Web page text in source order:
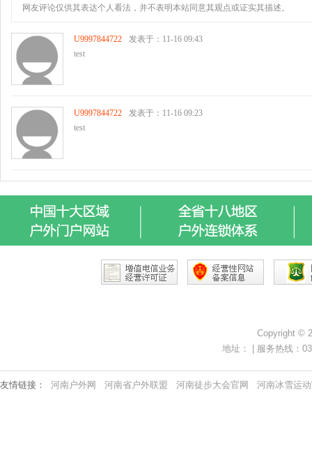
Copyright ©
地址： | 服务热线：
友情链接： 河南户外网 河南省户外联盟 河南徒步大会官网 河南冰雪运